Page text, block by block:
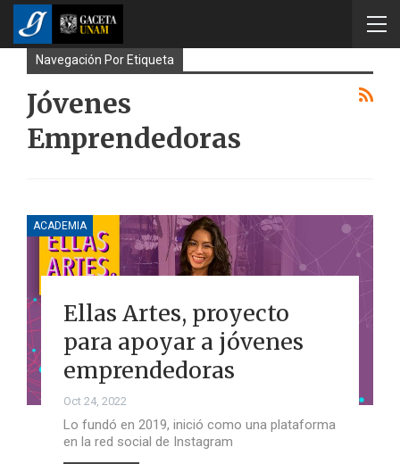
Navegación Por Etiqueta
Jóvenes
Emprendedoras
ACADEMIA
Ellas Artes, proyecto
para apoyar a jóvenes
emprendedoras
Oct 24, 2022
Lo fundó en 2019, inició como una plataforma
en la red social de Instagram